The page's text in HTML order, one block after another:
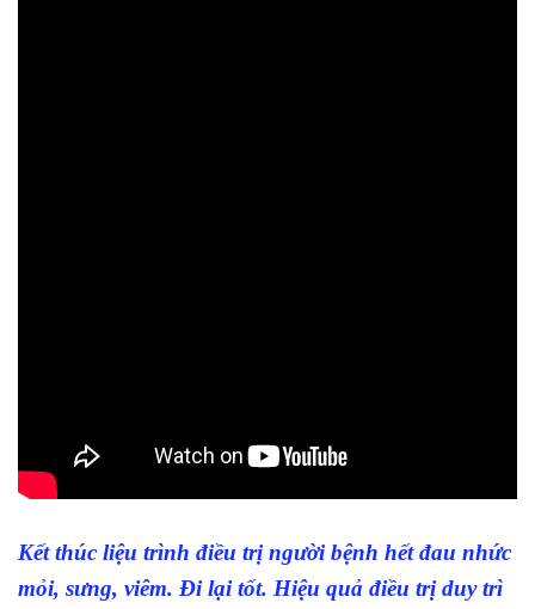
Kết thúc liệu trình điều trị người bệnh hết đau nhức
mỏi, sưng, viêm. Đi lại tốt. Hiệu quả điều trị duy trì